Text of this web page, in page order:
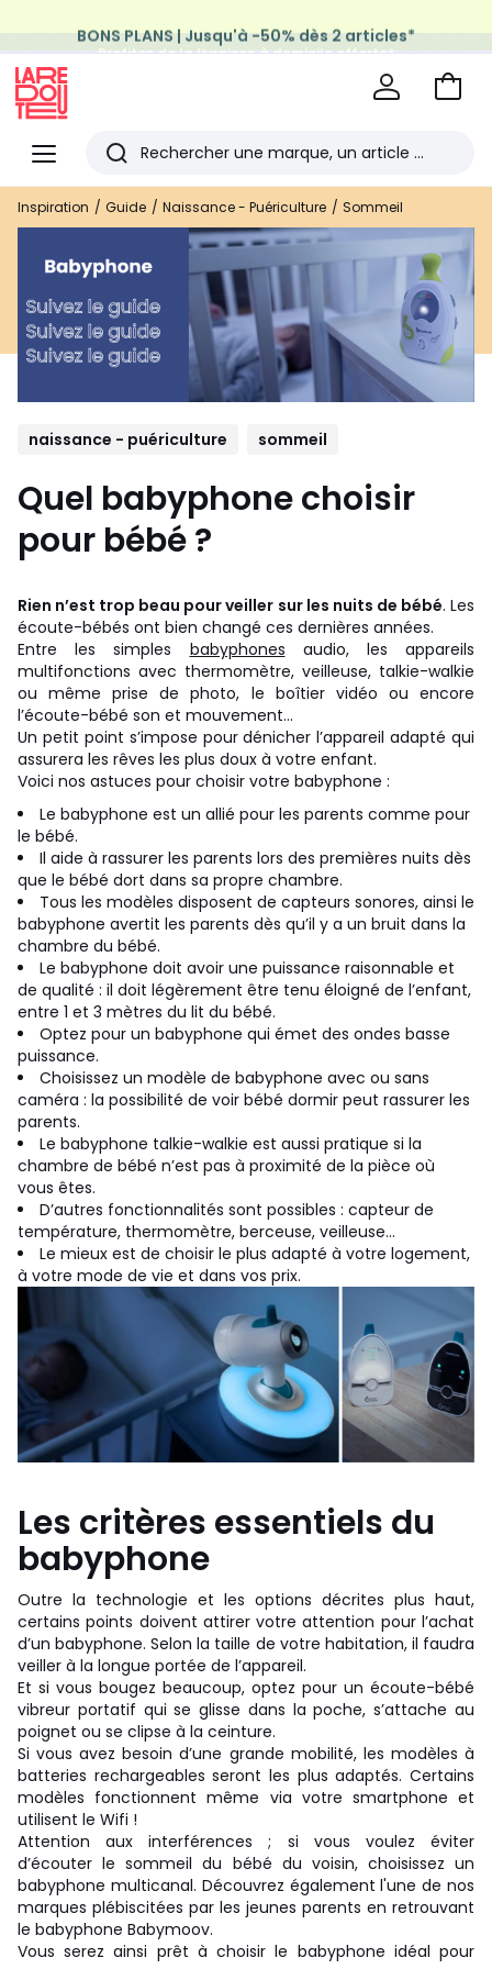
Profitez de la livraison à domicile offerte*
sur tous vos achats Mode & Maison
Menu
Redoute
Rechercher
Les
derniers
articles
consultés
Aller
Inspiration Guide Naissance - Puériculture Sommeil
naissance - puériculture sommeil
Quel babyphone choisir
pour bébé ?
Rien n’est trop beau pour veiller sur les nuits de bébé. Les
écoute-bébés ont bien changé ces dernières années.
Entre les simples babyphones audio, les appareils
multifonctions avec thermomètre, veilleuse, talkie-walkie
ou même prise de photo, le boîtier vidéo ou encore
l’écoute-bébé son et mouvement…
Un petit point s’impose pour dénicher l’appareil adapté qui
assurera les rêves les plus doux à votre enfant.
Voici nos astuces pour choisir votre babyphone :
Le babyphone est un allié pour les parents comme pour
le bébé.
Il aide à rassurer les parents lors des premières nuits dès
que le bébé dort dans sa propre chambre.
Tous les modèles disposent de capteurs sonores, ainsi le
babyphone avertit les parents dès qu’il y a un bruit dans la
chambre du bébé.
Le babyphone doit avoir une puissance raisonnable et
de qualité : il doit légèrement être tenu éloigné de l’enfant,
entre 1 et 3 mètres du lit du bébé.
Optez pour un babyphone qui émet des ondes basse
puissance.
Choisissez un modèle de babyphone avec ou sans
caméra : la possibilité de voir bébé dormir peut rassurer les
parents.
Le babyphone talkie-walkie est aussi pratique si la
chambre de bébé n’est pas à proximité de la pièce où
vous êtes.
D’autres fonctionnalités sont possibles : capteur de
température, thermomètre, berceuse, veilleuse...
Le mieux est de choisir le plus adapté à votre logement,
à votre mode de vie et dans vos prix.
Les critères essentiels du
babyphone
Outre la technologie et les options décrites plus haut,
certains points doivent attirer votre attention pour l’achat
d’un babyphone. Selon la taille de votre habitation, il faudra
veiller à la longue portée de l’appareil.
Et si vous bougez beaucoup, optez pour un écoute-bébé
vibreur portatif qui se glisse dans la poche, s’attache au
poignet ou se clipse à la ceinture.
Si vous avez besoin d’une grande mobilité, les modèles à
batteries rechargeables seront les plus adaptés. Certains
modèles fonctionnent même via votre smartphone et
utilisent le Wifi !
Attention aux interférences ; si vous voulez éviter
d’écouter le sommeil du bébé du voisin, choisissez un
babyphone multicanal. Découvrez également l'une de nos
marques plébiscitées par les jeunes parents en retrouvant
le babyphone Babymoov.
Vous serez ainsi prêt à choisir le babyphone idéal pour